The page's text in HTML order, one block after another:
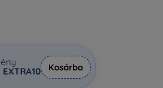
EXTRA10 Kosárba